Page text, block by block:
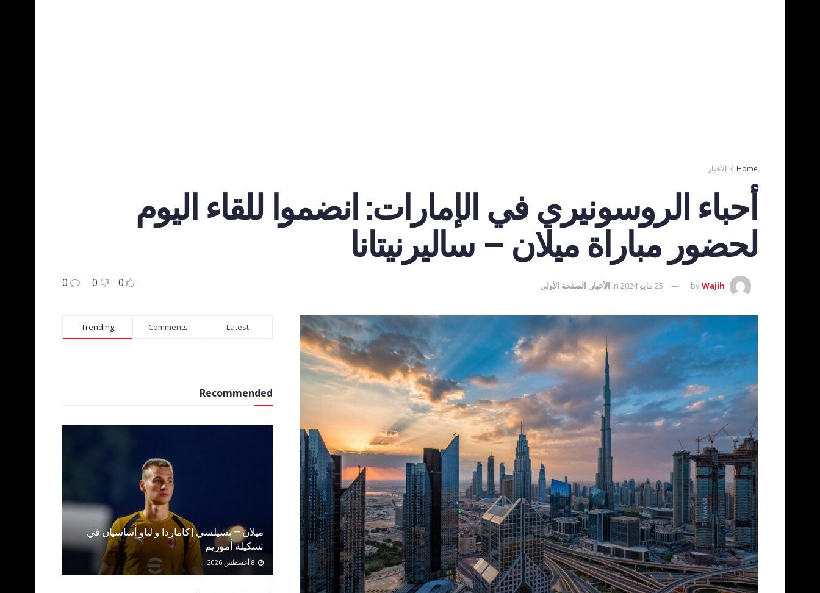
Home الأخبار
أحباء الروسونيري في الإمارات: انضموا للقاء اليوم
لحضور مباراة ميلان – ساليرنيتانا
byWajih 25 مايو 2024 in الأخبار , الصفحة الأولى 0
0
Trending Comments Latest
Recommended
ميلان – تشيلسي | كاماردا و لياو أساسيان في
تشكيلة أموريم